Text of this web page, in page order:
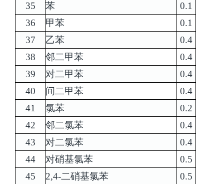
35
苯
0.1
36
甲苯
0.1
37
乙苯
0.4
38
邻二甲苯
0.4
39
对二甲苯
0.4
40
间二甲苯
0.4
41
氯苯
0.2
42
邻二氯苯
0.4
43
对二氯苯
0.4
44
对硝基氯苯
0.5
45
2,4-二硝基氯苯 0.5